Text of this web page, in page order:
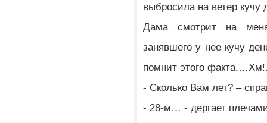
выбросила на ветер
Дама смотрит на
занявшего у нее кучу
помнит этого
- Сколько Вам лет? –
- 28-м… - дергает